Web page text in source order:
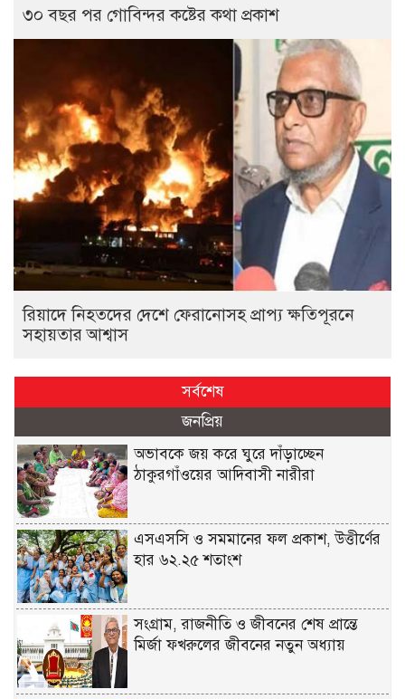
৩০ বছর পর গোবিন্দর কষ্টের কথা প্রকাশ
রিয়াদে নিহতদের দেশে ফেরানোসহ প্রাপ্য ক্ষতিপূরনে
সহায়তার আশ্বাস
সর্বশেষ
জনপ্রিয়
অভাবকে জয় করে ঘুরে দাঁড়াচ্ছেন
ঠাকুরগাঁওয়ের আদিবাসী নারীরা
এসএসসি ও সমমানের ফল প্রকাশ, উত্তীর্ণের
হার ৬২.২৫ শতাংশ
সংগ্রাম, রাজনীতি ও জীবনের শেষ প্রান্তে
মির্জা ফখরুলের জীবনের নতুন অধ্যায়